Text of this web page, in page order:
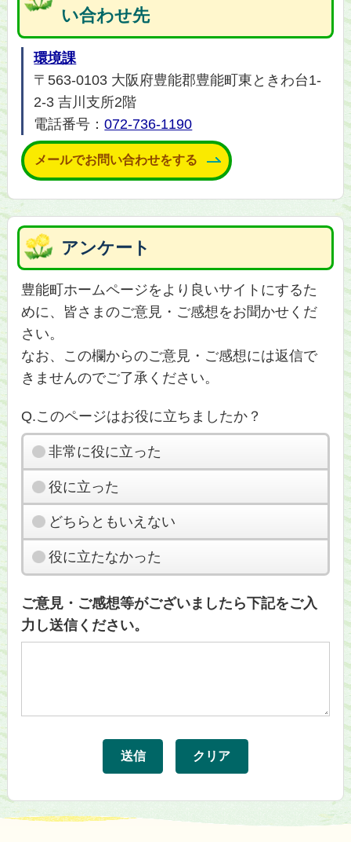
い合わせ先
環境課
〒563-0103 大阪府豊能郡豊能町東ときわ台1-
2-3 吉川支所2階
電話番号：072-736-1190
メールでお問い合わせをする
アンケート
豊能町ホームページをより良いサイトにするた
めに、皆さまのご意見・ご感想をお聞かせくだ
さい。
なお、この欄からのご意見・ご感想には返信で
きませんのでご了承ください。
Q.このページはお役に立ちましたか？
非常に役に立った
役に立った
どちらともいえない
役に立たなかった
ご意見・ご感想等がございましたら下記をご入
力し送信ください。